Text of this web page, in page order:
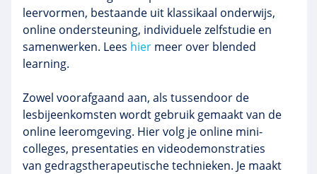
leervormen, bestaande uit klassikaal onderwijs,
online ondersteuning, individuele zelfstudie en
samenwerken. Lees hier meer over blended
learning.
Zowel voorafgaand aan, als tussendoor de
lesbijeenkomsten wordt gebruik gemaakt van de
online leeromgeving. Hier volg je online mini-
colleges, presentaties en videodemonstraties
van gedragstherapeutische technieken. Je maakt